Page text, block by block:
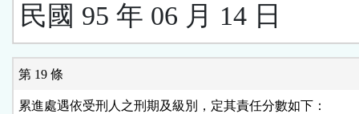
民國 95 年 06 月 14 日
第 19 條
累進處遇依受刑人之刑期及級別，定其責任分數如下：